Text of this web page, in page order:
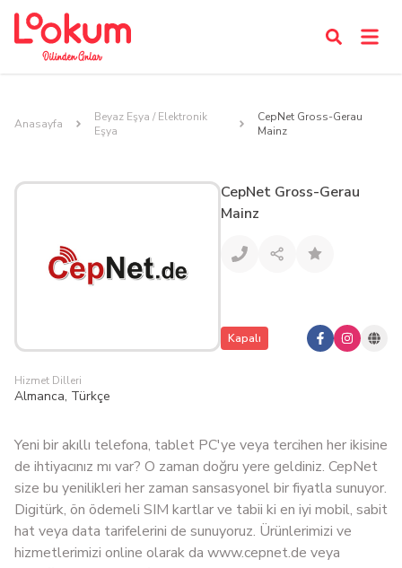
Anasayfa
Beyaz Eşya / Elektronik
Eşya
CepNet Gross-Gerau
Mainz
CepNet Gross-Gerau
Mainz
Kapalı
Hizmet Dilleri
Almanca, Türkçe
Yeni bir akıllı telefona, tablet PC'ye veya tercihen her ikisine
de ihtiyacınız mı var? O zaman doğru yere geldiniz. CepNet
size bu yenilikleri her zaman sansasyonel bir fiyatla sunuyor.
Digitürk, ön ödemeli SIM kartlar ve tabii ki en iyi mobil, sabit
hat veya data tarifelerini de sunuyoruz. Ürünlerimizi ve
hizmetlerimizi online olarak da www.cepnet.de veya